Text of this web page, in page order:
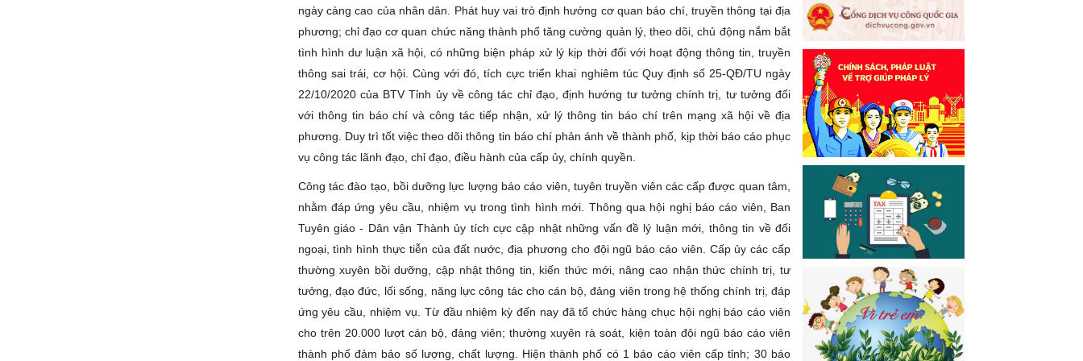
ngày càng cao của nhân dân. Phát huy vai trò định hướng cơ quan báo chí, truyền thông tại địa
phương; chỉ đạo cơ quan chức năng thành phố tăng cường quản lý, theo dõi, chủ động nắm bắt
tình hình dư luận xã hội, có những biện pháp xử lý kịp thời đối với hoạt động thông tin, truyền
thông sai trái, cơ hội. Cùng với đó, tích cực triển khai nghiêm túc Quy định số 25-QĐ/TU ngày
22/10/2020 của BTV Tỉnh ủy về công tác chỉ đạo, định hướng tư tưởng chính trị, tư tưởng đối
với thông tin báo chí và công tác tiếp nhận, xử lý thông tin báo chí trên mạng xã hội về địa
phương. Duy trì tốt việc theo dõi thông tin báo chí phản ánh về thành phố, kịp thời báo cáo phục
vụ công tác lãnh đạo, chỉ đạo, điều hành của cấp ủy, chính quyền.
Công tác đào tạo, bồi dưỡng lực lượng báo cáo viên, tuyên truyền viên các cấp được quan tâm,
nhằm đáp ứng yêu cầu, nhiệm vụ trong tình hình mới. Thông qua hội nghị báo cáo viên, Ban
Tuyên giáo - Dân vận Thành ủy tích cực cập nhật những vấn đề lý luận mới, thông tin về đối
ngoại, tình hình thực tiễn của đất nước, địa phương cho đội ngũ báo cáo viên. Cấp ủy các cấp
thường xuyên bồi dưỡng, cập nhật thông tin, kiến thức mới, nâng cao nhận thức chính trị, tư
tưởng, đạo đức, lối sống, năng lực công tác cho cán bộ, đảng viên trong hệ thống chính trị, đáp
ứng yêu cầu, nhiệm vụ. Từ đầu nhiệm kỳ đến nay đã tổ chức hàng chục hội nghị báo cáo viên
cho trên 20.000 lượt cán bộ, đảng viên; thường xuyên rà soát, kiện toàn đội ngũ báo cáo viên
thành phố đảm bảo số lượng, chất lượng. Hiện thành phố có 1 báo cáo viên cấp tỉnh; 30 báo